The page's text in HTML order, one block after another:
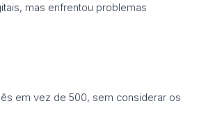
mas enfrentou problemas
em vez de 500, sem considerar os